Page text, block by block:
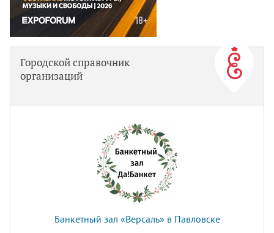
Городской справочник
организаций
Банкетный зал «Версаль» в Павловске